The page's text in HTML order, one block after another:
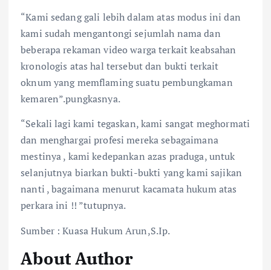
“Kami sedang gali lebih dalam atas modus ini dan
kami sudah mengantongi sejumlah nama dan
beberapa rekaman video warga terkait keabsahan
kronologis atas hal tersebut dan bukti terkait
oknum yang memflaming suatu pembungkaman
kemaren”.pungkasnya.
“Sekali lagi kami tegaskan, kami sangat meghormati
dan menghargai profesi mereka sebagaimana
mestinya , kami kedepankan azas praduga, untuk
selanjutnya biarkan bukti-bukti yang kami sajikan
nanti , bagaimana menurut kacamata hukum atas
perkara ini !! ”tutupnya.
Sumber : Kuasa Hukum Arun,S.Ip.
About Author